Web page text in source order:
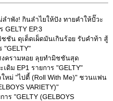
ำพัง! กินลำไยให้ปัง ทายคำให้ปั๊วะ
GELTY EP.3
ชชัน ดุเด็ดเผ็ดมันเกินร้อย รับคำท้า สู้
"GELTY"
งครามหอย ลุยทำมิชชันสุด
ดิม EP1 รายการ "GELTY"
หม่ "ไปตี้ (Roll With Me)" ชวนแฟน
VARIETY)"
าร "GELTY (GELBOYS